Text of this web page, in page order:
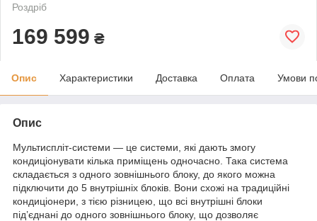
Роздріб
169 599 ₴
Опис Характеристики Доставка Оплата Умови
Опис
Мультиспліт-системи — це системи, які дають змогу
кондиціонувати кілька приміщень одночасно. Така система
складається з одного зовнішнього блоку, до якого можна
підключити до 5 внутрішніх блоків. Вони схожі на традиційні
кондиціонери, з тією різницею, що всі внутрішні блоки
під’єднані до одного зовнішнього блоку, що дозволяє